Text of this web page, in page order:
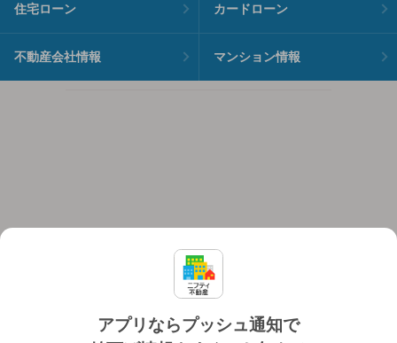
アプリならプッシュ通知で
住宅ローン カードローン
不動産会社情報 マンション情報